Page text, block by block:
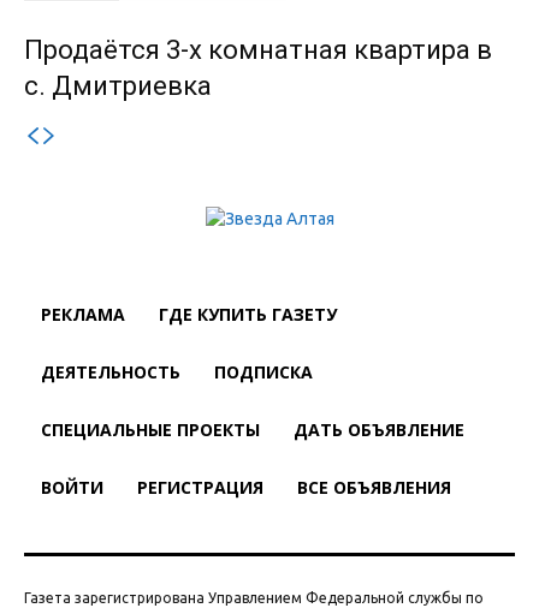
Продаётся 3-х комнатная квартира в
с. Дмитриевка
РЕКЛАМА ГДЕ КУПИТЬ ГАЗЕТУ
ДЕЯТЕЛЬНОСТЬ ПОДПИСКА
СПЕЦИАЛЬНЫЕ ПРОЕКТЫ ДАТЬ ОБЪЯВЛЕНИЕ
ВОЙТИ РЕГИСТРАЦИЯ ВСЕ ОБЪЯВЛЕНИЯ
Газета зарегистрирована Управлением Федеральной службы по